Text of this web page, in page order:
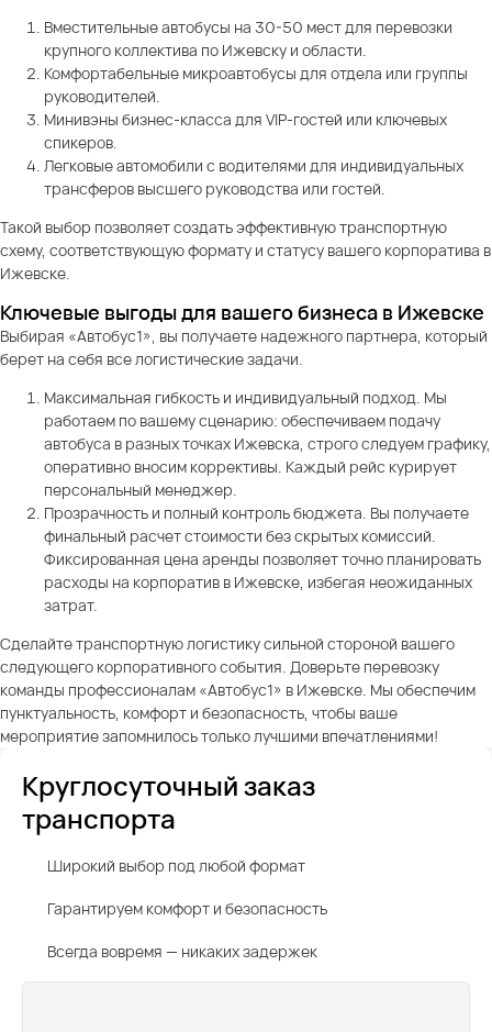
Вместительные автобусы на 30-50 мест для перевозки
крупного коллектива по Ижевску и области.
Комфортабельные микроавтобусы для отдела или группы
руководителей.
Минивэны бизнес-класса для VIP-гостей или ключевых
спикеров.
Легковые автомобили с водителями для индивидуальных
трансферов высшего руководства или гостей.
Такой выбор позволяет создать эффективную транспортную
схему, соответствующую формату и статусу вашего корпоратива в
Ижевске.
Ключевые выгоды для вашего бизнеса в Ижевске
Выбирая «Автобус1», вы получаете надежного партнера, который
берет на себя все логистические задачи.
Максимальная гибкость и индивидуальный подход. Мы
работаем по вашему сценарию: обеспечиваем подачу
автобуса в разных точках Ижевска, строго следуем графику,
оперативно вносим коррективы. Каждый рейс курирует
персональный менеджер.
Прозрачность и полный контроль бюджета. Вы получаете
финальный расчет стоимости без скрытых комиссий.
Фиксированная цена аренды позволяет точно планировать
расходы на корпоратив в Ижевске, избегая неожиданных
затрат.
Сделайте транспортную логистику сильной стороной вашего
следующего корпоративного события. Доверьте перевозку
команды профессионалам «Автобус1» в Ижевске. Мы обеспечим
пунктуальность, комфорт и безопасность, чтобы ваше
мероприятие запомнилось только лучшими впечатлениями!
Круглосуточный заказ
транспорта
Широкий выбор под любой формат
Гарантируем комфорт и безопасность
Всегда вовремя — никаких задержек